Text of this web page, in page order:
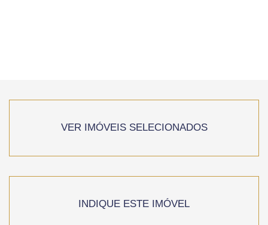
VER IMÓVEIS SELECIONADOS
INDIQUE ESTE IMÓVEL